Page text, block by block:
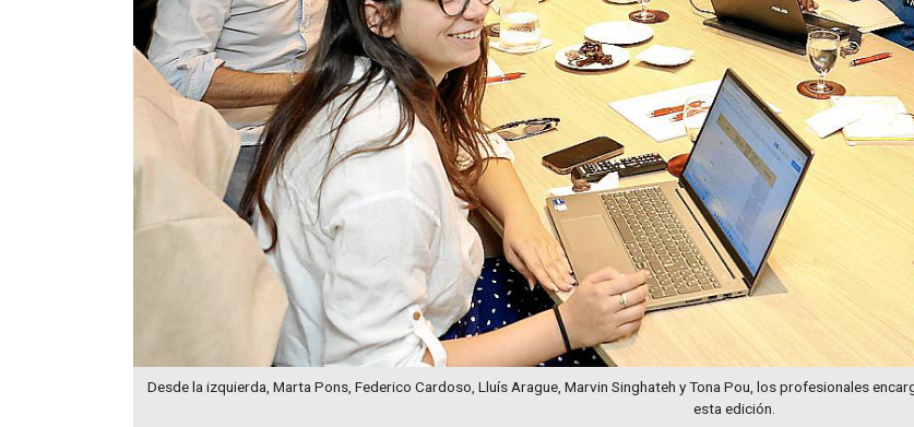
Desde la izquierda, Marta Pons, Federico Cardoso, Lluís Arague, Marvin Singhateh y Tona Pou, los profesionales
esta edición.